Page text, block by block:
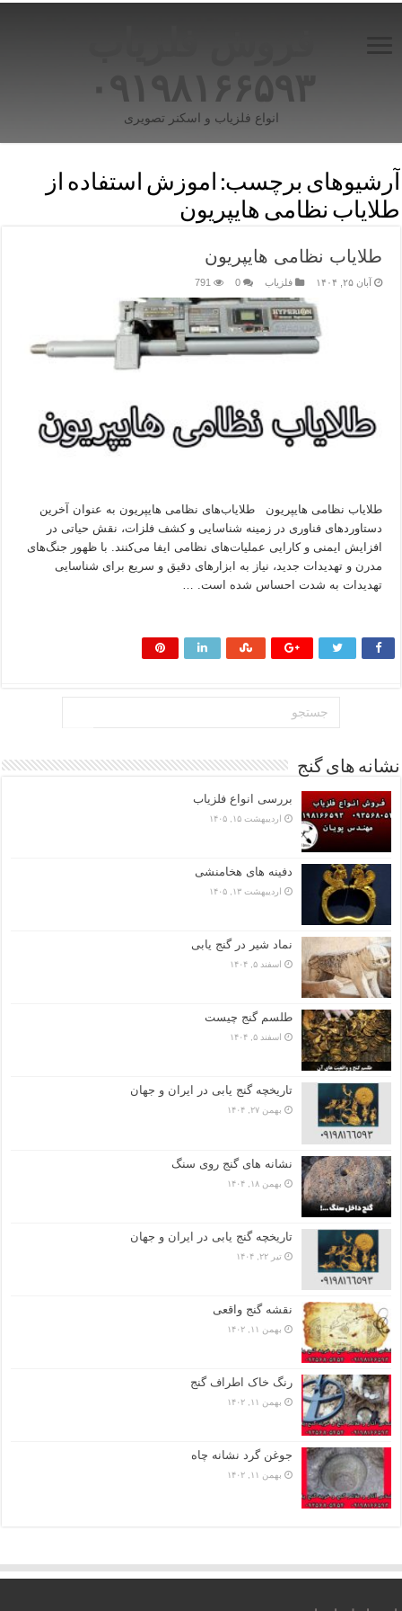
۰۹۱۹۸۱۶۶۵۹۳
انواع فلزیاب و اسکنر تصویری
آرشیوهای برچسب: اموزش استفاده از
طلایاب نظامی هایپریون
طلایاب نظامی هایپریون
آبان ۲۵, ۱۴۰۴ فلزیاب 0
791
طلایاب نظامی هایپریون طلایاب‌های نظامی هایپریون به عنوان آخرین
دستاوردهای فناوری در زمینه شناسایی و کشف فلزات، نقش حیاتی در
افزایش ایمنی و کارایی عملیات‌های نظامی ایفا می‌کنند. با ظهور جنگ‌های
مدرن و تهدیدات جدید، نیاز به ابزارهای دقیق و سریع برای شناسایی
تهدیدات به شدت احساس شده است. …
نشانه های گنج
بررسی انواع فلزیاب
اردیبهشت ۱۵, ۱۴۰۵
دفینه های هخامنشی
اردیبهشت ۱۳, ۱۴۰۵
نماد شیر در گنج یابی
اسفند ۵, ۱۴۰۴
طلسم گنج چیست
اسفند ۵, ۱۴۰۴
تاریخچه گنج‌ یابی در ایران و جهان
بهمن ۲۷, ۱۴۰۴
نشانه های گنج روی سنگ
بهمن ۱۸, ۱۴۰۴
تاریخچه گنج‌ یابی در ایران و جهان
تیر ۲۲, ۱۴۰۴
نقشه گنج واقعی
بهمن ۱۱, ۱۴۰۲
رنگ خاک اطراف گنج
بهمن ۱۱, ۱۴۰۲
جوغن گرد نشانه چاه
بهمن ۱۱, ۱۴۰۲